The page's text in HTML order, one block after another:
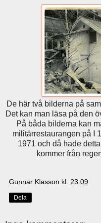
De här två bilderna på
Det kan man läsa på den
På båda bilderna kan
militärrestaurangen på I
1971 och då hade
kommer från
Gunnar Klasson kl. 23:09
Dela